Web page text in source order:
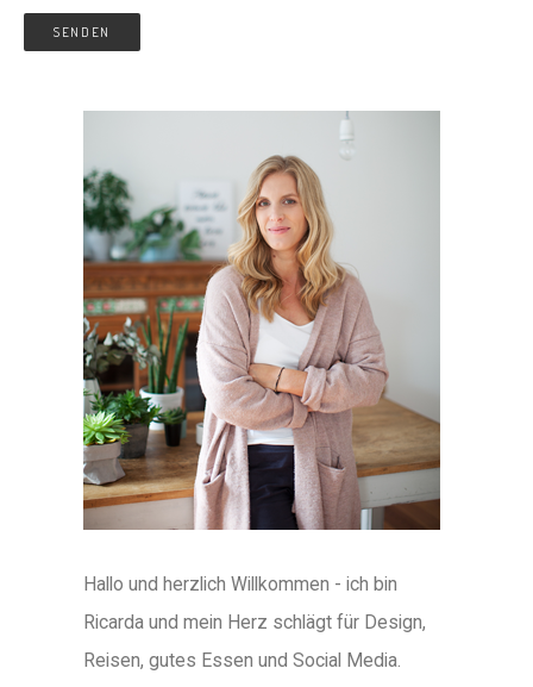
Hallo und herzlich Willkommen - ich bin
Ricarda und mein Herz schlägt für Design,
Reisen, gutes Essen und Social Media.